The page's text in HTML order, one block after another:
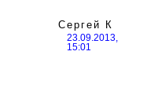
Сергей К
23.09.2013,
15:01